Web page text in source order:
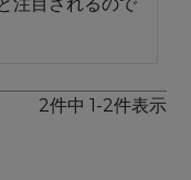
2件中 1-2件表示